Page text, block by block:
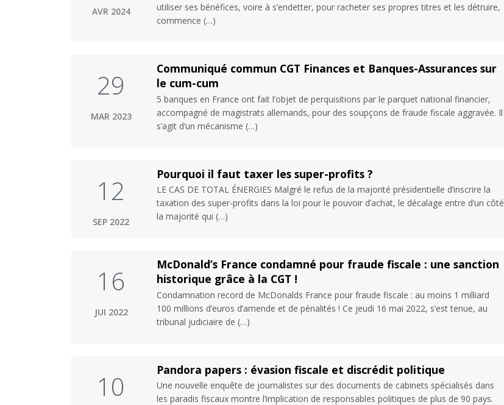
AVR 2024
utiliser ses bénéfices, voire à s’endetter, pour racheter ses propres titres et les détruire,
commence (…)
29
MAR 2023
Communiqué commun CGT Finances et Banques-Assurances sur
le cum-cum
5 banques en France ont fait l’objet de perquisitions par le parquet national financier,
accompagné de magistrats allemands, pour des soupçons de fraude fiscale aggravée. Il
s’agit d’un mécanisme (…)
12
SEP 2022
Pourquoi il faut taxer les super-profits ?
LE CAS DE TOTAL ÉNERGIES Malgré le refus de la majorité présidentielle d’inscrire la
taxation des super-profits dans la loi pour le pouvoir d’achat, le décalage entre d’un côté
la majorité qui (…)
16
JUI 2022
McDonald’s France condamné pour fraude fiscale : une sanction
historique grâce à la CGT !
Condamnation record de McDonalds France pour fraude fiscale : au moins 1 milliard
100 millions d’euros d’amende et de pénalités ! Ce jeudi 16 mai 2022, s’est tenue, au
tribunal judiciaire de (…)
10 Pandora papers : évasion fiscale et discrédit politique
Une nouvelle enquête de journalistes sur des documents de cabinets spécialisés dans
les paradis fiscaux montre l’implication de responsables politiques de plus de 90 pays.